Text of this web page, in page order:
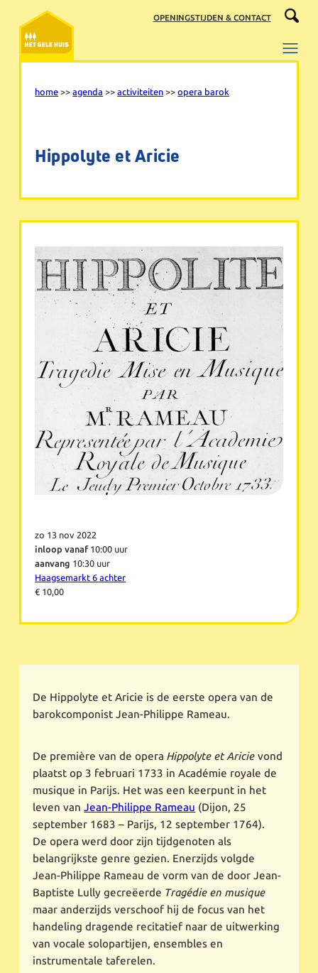
naar
inhoud
OPENINGSTIJDEN & CONTACT
home >>agenda >>activiteiten >>opera barok
Hippolyte et Aricie
zo 13 nov 2022
inloop vanaf10:00 uur
aanvang 10:30 uur
Haagsemarkt 6 achter
€ 10,00
De Hippolyte et Aricie is de eerste opera van de
barokcomponist Jean-Philippe Rameau.
De première van de operaHippolyte et Aricie vond
plaatst op 3 februari 1733 in Académie royale de
musique in Parijs. Het was een keerpunt in het
leven vanJean-Philippe Rameau (Dijon, 25
september 1683 – Parijs, 12 september 1764).
De opera werd door zijn tijdgenoten als
belangrijkste genre gezien. Enerzijds volgde
Jean-Philippe Rameau de vorm van de door Jean-
Baptiste Lully gecreëerde Tragédie en musique
maar anderzijds verschoof hij de focus van het
handeling dragende recitatief naar de uitwerking
van vocale solopartijen, ensembles en
instrumentale taferelen.